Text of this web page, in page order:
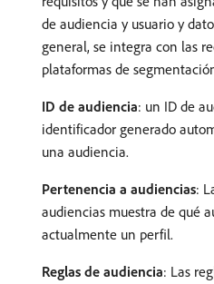
de audiencia y usuario y
general, se integra con las
plataformas de
ID de audiencia: un ID de
identificador generado
una audiencia.
Pertenencia a audiencias:
audiencias muestra de qué
actualmente un perfil.
Reglas de audiencia: Las